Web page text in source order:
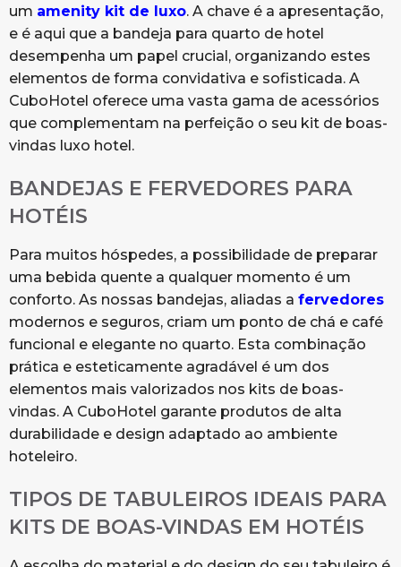
um amenity kit de luxo. A chave é a apresentação,
e é aqui que a bandeja para quarto de hotel
desempenha um papel crucial, organizando estes
elementos de forma convidativa e sofisticada. A
CuboHotel oferece uma vasta gama de acessórios
que complementam na perfeição o seu kit de boas-
vindas luxo hotel.
BANDEJAS E FERVEDORES PARA
HOTÉIS
Para muitos hóspedes, a possibilidade de preparar
uma bebida quente a qualquer momento é um
conforto. As nossas bandejas, aliadas a fervedores
modernos e seguros, criam um ponto de chá e café
funcional e elegante no quarto. Esta combinação
prática e esteticamente agradável é um dos
elementos mais valorizados nos kits de boas-
vindas. A CuboHotel garante produtos de alta
durabilidade e design adaptado ao ambiente
hoteleiro.
TIPOS DE TABULEIROS IDEAIS PARA
KITS DE BOAS-VINDAS EM HOTÉIS